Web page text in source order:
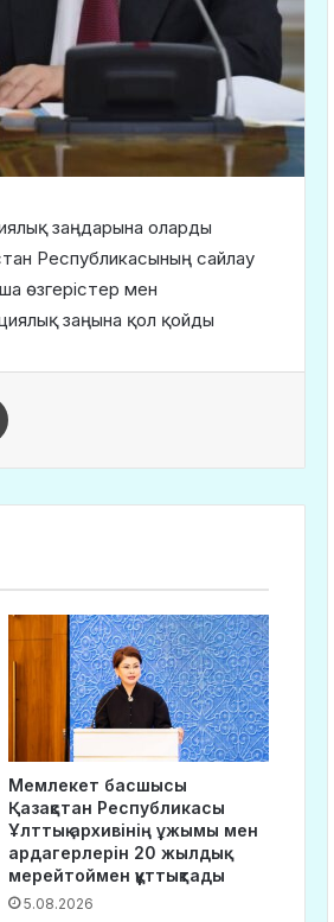
заңдарына оларды
Республикасының сайлау
өзгерістер мен
заңына қол қойды
Мемлекет басшысы
Қазақстан Республикасы
Ұлттық архивінің ұжымы мен
ардагерлерін 20 жылдық
мерейтоймен құттықтады
5.08.2026